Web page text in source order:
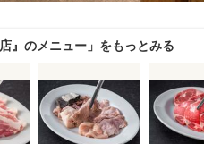
』のメニュー」をもっとみる